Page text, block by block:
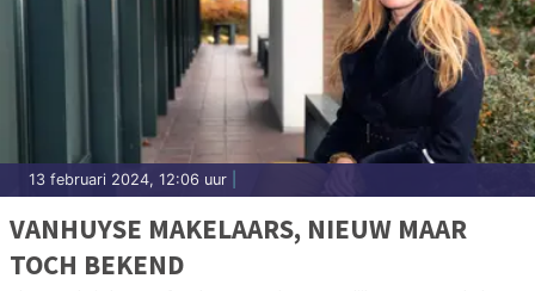
13 februari 2024, 12:06 uur
VANHUYSE MAKELAARS, NIEUW MAAR
TOCH BEKEND